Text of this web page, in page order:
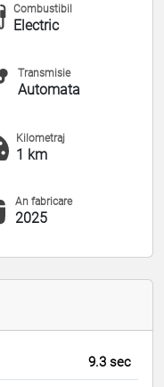
Combustibil
Electric
Transmisie
Automata
Kilometraj
1 km
An fabricare
2025
9.3 sec